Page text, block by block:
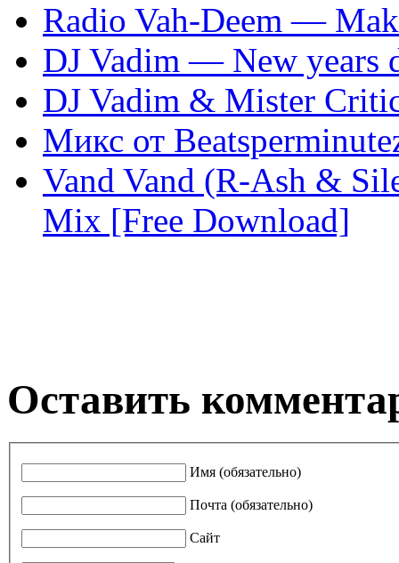
Radio Vah-Deem —
DJ Vadim — New years
DJ Vadim & Mister
Микс от
Vand Vand (R-Ash &
Mix [Free Download]
Оставить
Имя (обязательно)
Почта (обязательно)
Сайт